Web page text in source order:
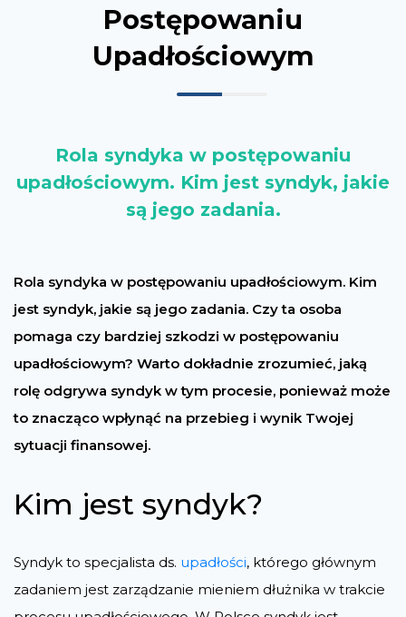
Postępowaniu
Upadłościowym
Rola syndyka w postępowaniu
upadłościowym. Kim jest syndyk, jakie
są jego zadania.
Rola syndyka w postępowaniu upadłościowym. Kim
jest syndyk, jakie są jego zadania. Czy ta osoba
pomaga czy bardziej szkodzi w postępowaniu
upadłościowym? Warto dokładnie zrozumieć, jaką
rolę odgrywa syndyk w tym procesie, ponieważ może
to znacząco wpłynąć na przebieg i wynik Twojej
sytuacji finansowej.
Kim jest syndyk?
Syndyk to specjalista ds. upadłości, którego głównym
zadaniem jest zarządzanie mieniem dłużnika w trakcie